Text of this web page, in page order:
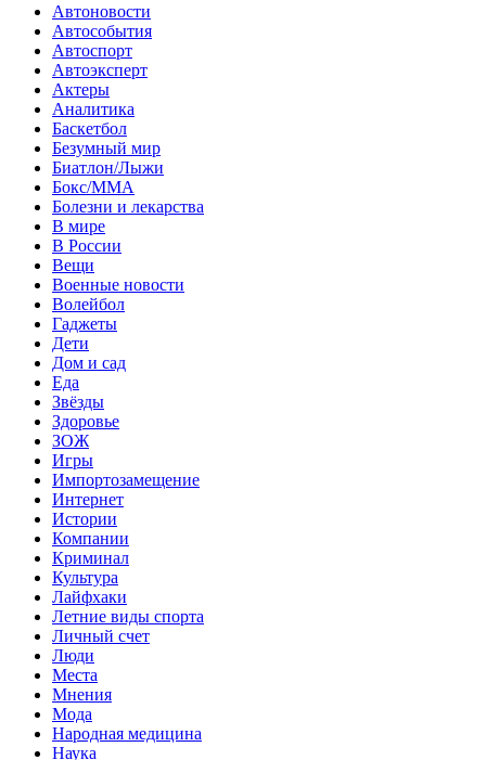
Автоновости
Автособытия
Автоспорт
Автоэксперт
Актеры
Аналитика
Баскетбол
Безумный мир
Биатлон/Лыжи
Бокс/MMA
Болезни и лекарства
В мире
В России
Вещи
Военные новости
Волейбол
Гаджеты
Дети
Дом и сад
Еда
Звёзды
Здоровье
ЗОЖ
Игры
Импортозамещение
Интернет
Истории
Компании
Криминал
Культура
Лайфхаки
Летние виды спорта
Личный счет
Люди
Места
Мнения
Мода
Народная медицина
Наука